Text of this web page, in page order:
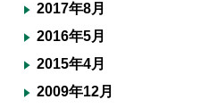
2017年8月
2016年5月
2015年4月
2009年12月